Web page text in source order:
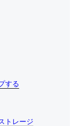
する
する
する
トレージ
トレージ
トレージ